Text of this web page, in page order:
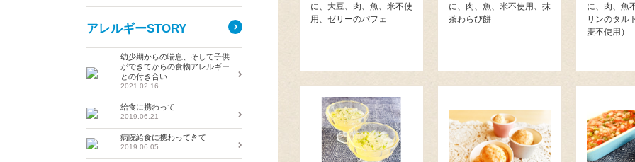
に、大豆、肉、魚、米不使
用、ゼリーのパフェ
に、肉、魚、米不使用、抹
茶わらび餅
に、肉、魚
リンのタル
麦不使用）
アレルギーSTORY
幼少期からの喘息、そして子供
ができてからの食物アレルギー
との付き合い
2021.02.16
給食に携わって
2019.06.21
病院給食に携わってきて
2019.06.05